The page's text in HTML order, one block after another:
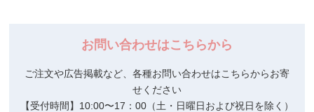
お問い合わせはこちらから
ご注文や広告掲載など、各種お問い合わせはこちらからお寄
せください
【受付時間】10:00〜17：00（土・日曜日および祝日を除く）